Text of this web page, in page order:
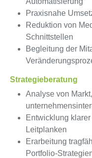
Praxisnahe
Reduktion von
Schnittstellen
Begleitung der
Strategieberatung
Analyse von
Entwicklung
Leitplanken
Erarbeitung
Portfolio-